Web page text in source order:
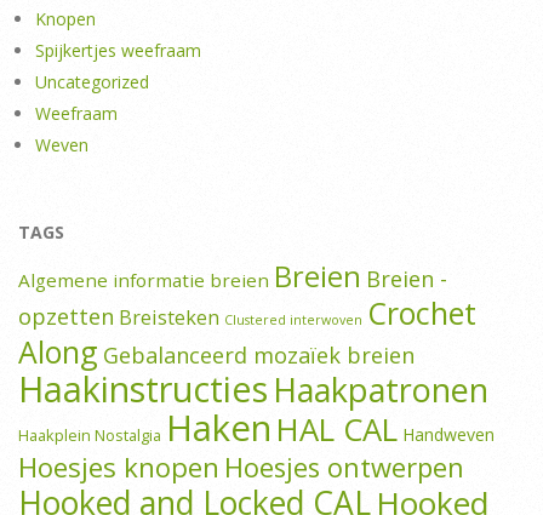
Knopen
Spijkertjes weefraam
Uncategorized
Weefraam
Weven
TAGS
Algemene informatie breien Breien Breien -
opzetten Breisteken Clustered interwoven Crochet
Along Gebalanceerd mozaïek breien
Haakinstructies Haakpatronen
Haakplein Nostalgia Haken HAL CAL Handweven
Hoesjes knopen Hoesjes ontwerpen
Hooked and Locked CALHooked